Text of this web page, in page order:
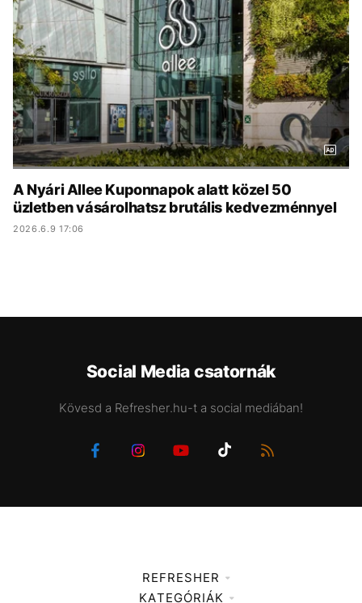
KÖZÉLET UTAZÁS
ÉLETMÓD DESIGN
BESZÉLGETÉSEK ARCOK
VIDEÓ TÖRTÉNETEK
GASZTRO
A Nyári Allee Kuponnapok alatt közel 50
üzletben vásárolhatsz brutális kedvezménnyel
2026.6.9 17:06
Social Media csatornák
Kövesd a Refresher.hu-t a social mediában!
REFRESHER
Médiaajánlat
KATEGÓRIÁK